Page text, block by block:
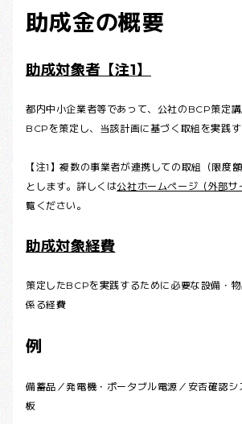
助成金の概要
助成対象者【注1】
都内中小企業者等であって、公社のBCP策定
BCPを策定し、当該計画に基づく取組を実践
【注1】複数の事業者が連携しての取組（限度
とします。詳しくは公社ホームページ（外部サ
覧ください。
助成対象経費
策定したBCPを実践するために必要な設備・
係る経費
例
備蓄品／発電機・ポータブル電源／安否確認シ
板